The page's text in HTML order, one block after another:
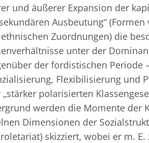
und äußerer Expansion der
Ausbeutung“
Zuordnungen) die
unter der
der fordistischen
Flexibilisierung und
„stärker polarisierten
werden die Momente der
Dimensionen der
skizziert, wobei er m.